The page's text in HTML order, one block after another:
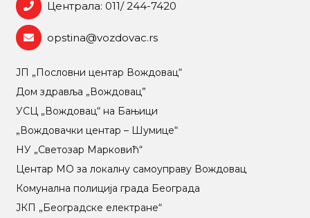
Централа: 011/ 244-7420
opstina@vozdovac.rs
ЈП „Пословни центар Вождовац“
Дом здравља „Вождовац”
УСЦ „Вождовац“ на Бањици
„Вождовачки центар – Шумице“
НУ „Светозар Марковић“
Центар МO за локалну самоуправу Вождовац
Комунална полиција града Београда
ЈКП „Београдске електране“